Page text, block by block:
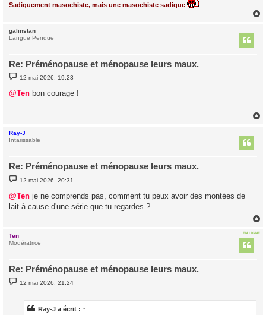
Sadiquement masochiste, mais une masochiste sadique
galinstan
Langue Pendue
Re: Préménopause et ménopause leurs maux.
M
e
s
s
12 mai 2026, 19:23
@Ten bon courage !
Ray-J
Intarissable
Re: Préménopause et ménopause leurs maux.
M
e
s
s
a
12 mai 2026, 20:31
@Ten je ne comprends pas, comment tu peux avoir des montées de
lait à cause d'une série que tu regardes ?
EN LIGNE
Ten
Modératrice
Re: Préménopause et ménopause leurs maux.
M
e
12 mai 2026, 21:24
Ray-J a écrit : ↑